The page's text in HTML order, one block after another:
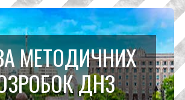
МЕТОДИЧНИХ
ДНЗ